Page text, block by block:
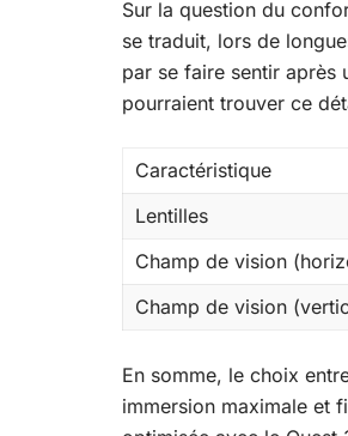
Sur la question du
se traduit, lors de
par se faire sentir après
pourraient trouver ce
Caractéristique
Lentilles
Champ de vision
Champ de vision
En somme, le choix
immersion maximale et